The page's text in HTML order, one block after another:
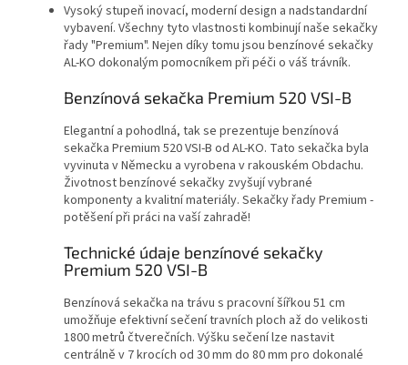
Vysoký stupeň inovací, moderní design a nadstandardní
vybavení. Všechny tyto vlastnosti kombinují naše sekačky
řady "Premium". Nejen díky tomu jsou benzínové sekačky
AL-KO dokonalým pomocníkem při péči o váš trávník.
Benzínová sekačka Premium 520 VSI-B
Elegantní a pohodlná, tak se prezentuje benzínová
sekačka Premium 520 VSI-B od AL-KO. Tato sekačka byla
vyvinuta v Německu a vyrobena v rakouském Obdachu.
Životnost benzínové sekačky zvyšují vybrané
komponenty a kvalitní materiály. Sekačky řady Premium -
potěšení při práci na vaší zahradě!
Technické údaje benzínové sekačky
Premium 520 VSI-B
Benzínová sekačka na trávu s pracovní šířkou 51 cm
umožňuje efektivní sečení travních ploch až do velikosti
1800 metrů čtverečních. Výšku sečení lze nastavit
centrálně v 7 krocích od 30 mm do 80 mm pro dokonalé